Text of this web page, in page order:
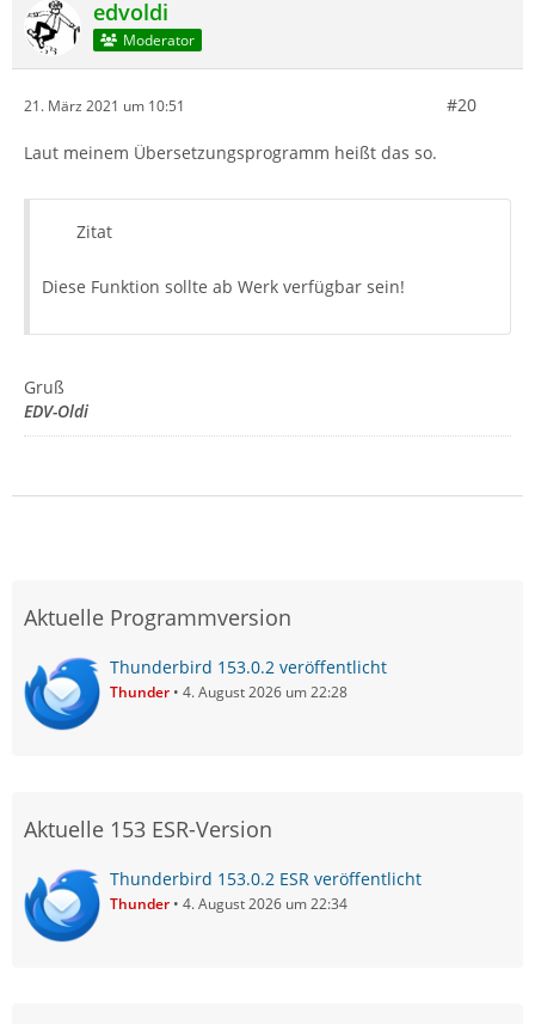
edvoldi
Moderator
21. März 2021 um 10:51 #20
Laut meinem Übersetzungsprogramm heißt das so.
Zitat
Diese Funktion sollte ab Werk verfügbar sein!
Gruß
EDV-Oldi
Aktuelle Programmversion
Thunderbird 153.0.2 veröffentlicht
Thunder 4. August 2026 um 22:28
Aktuelle 153 ESR-Version
Thunderbird 153.0.2 ESR veröffentlicht
Thunder 4. August 2026 um 22:34